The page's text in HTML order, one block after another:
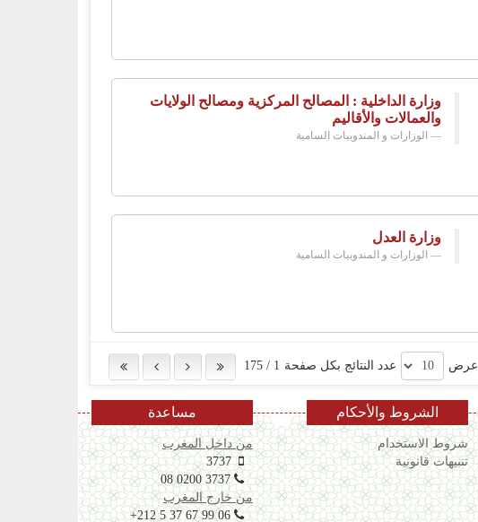
وزارة الداخلية : المصالح المركزية ومصالح الولايات
والعمالات والأقاليم
الوزارات و المندوبيات السامية
وزارة العدل
الوزارات و المندوبيات السامية
عرض عدد النتائج بكل صفحة 1
/
175
الشروط والأحكام
شروط الاستخدام
تنبيهات قانونية
مساعدة
من داخل المغرب
3737
08 0200 3737
من خارج المغرب
+212 5 37 67 99 06